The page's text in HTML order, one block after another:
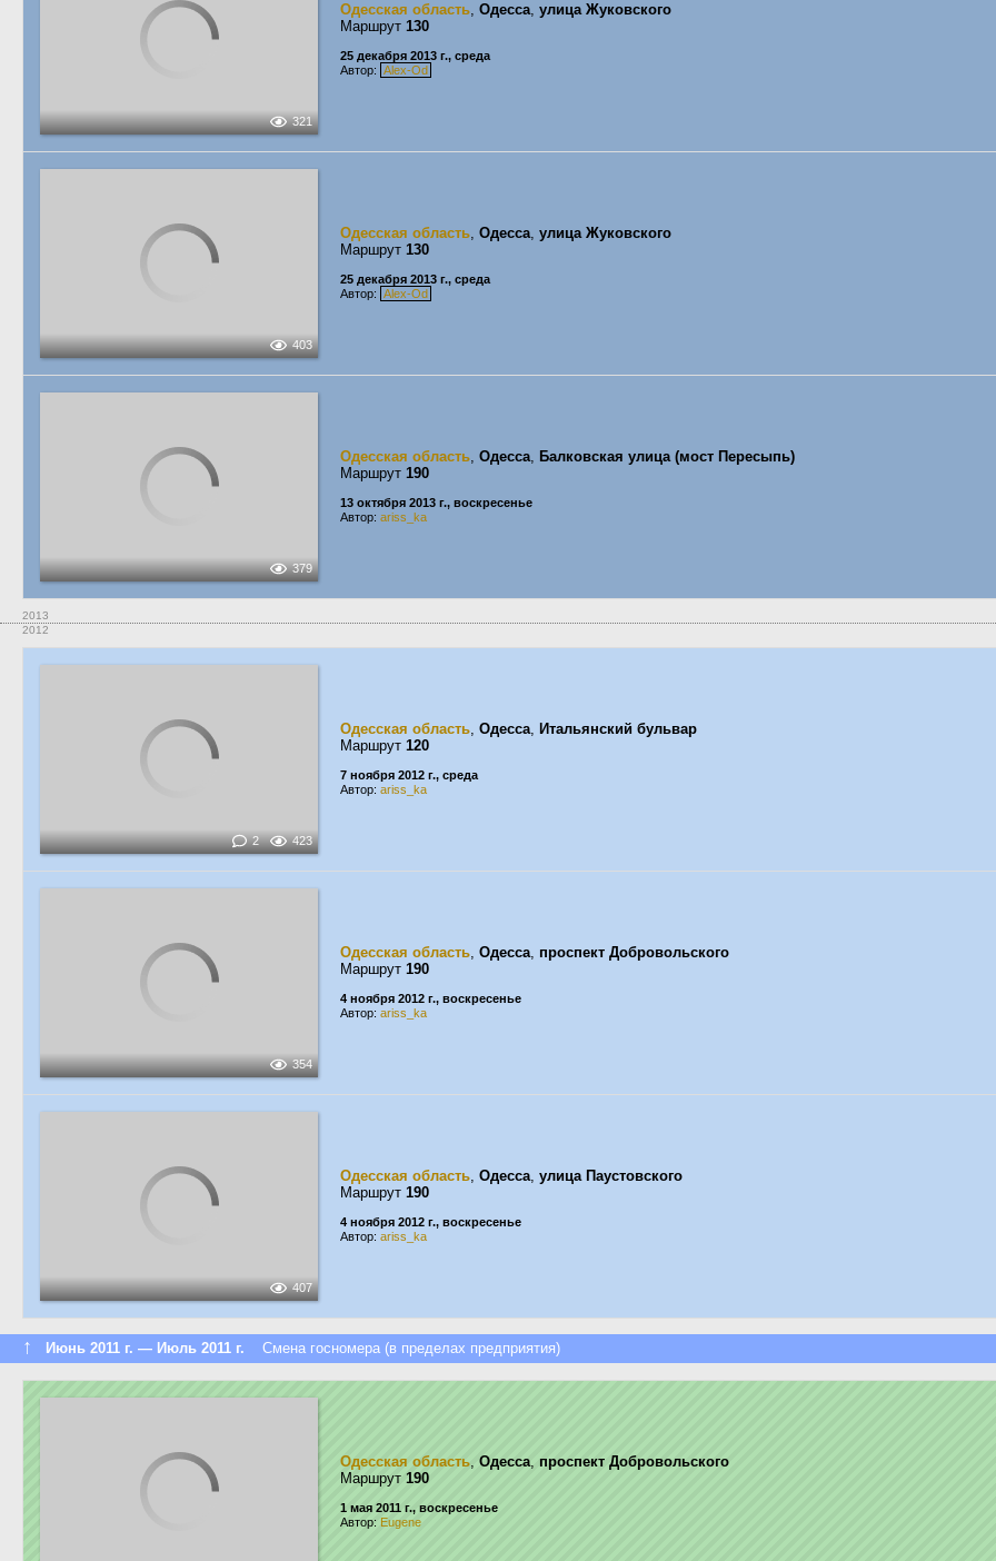
321
Одесская область, Одесса, улица Жуковского
Маршрут 130
25 декабря 2013 г., среда
Автор: Alex-Od
403
Одесская область, Одесса, улица Жуковского
Маршрут 130
25 декабря 2013 г., среда
Автор: Alex-Od
379
Одесская область, Одесса, Балковская улица (мост Пересыпь)
Маршрут 190
13 октября 2013 г., воскресенье
Автор: ariss_ka
2013
2012
2 423
Одесская область, Одесса, Итальянский бульвар
Маршрут 120
7 ноября 2012 г., среда
Автор: ariss_ka
354
Одесская область, Одесса, проспект Добровольского
Маршрут 190
4 ноября 2012 г., воскресенье
Автор: ariss_ka
407
Одесская область, Одесса, улица Паустовского
Маршрут 190
4 ноября 2012 г., воскресенье
Автор: ariss_ka
↑ Июнь 2011 г. — Июль 2011 г. Смена госномера (в пределах предприятия)
Одесская область, Одесса, проспект Добровольского
Маршрут 190
1 мая 2011 г., воскресенье
Автор: Eugene